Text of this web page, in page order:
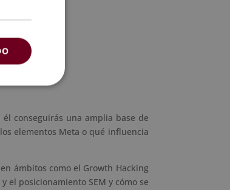
conseguirás una amplia base de
elementos Meta o qué influencia
ámbitos como el Growth Hacking
el posicionamiento SEM y cómo se